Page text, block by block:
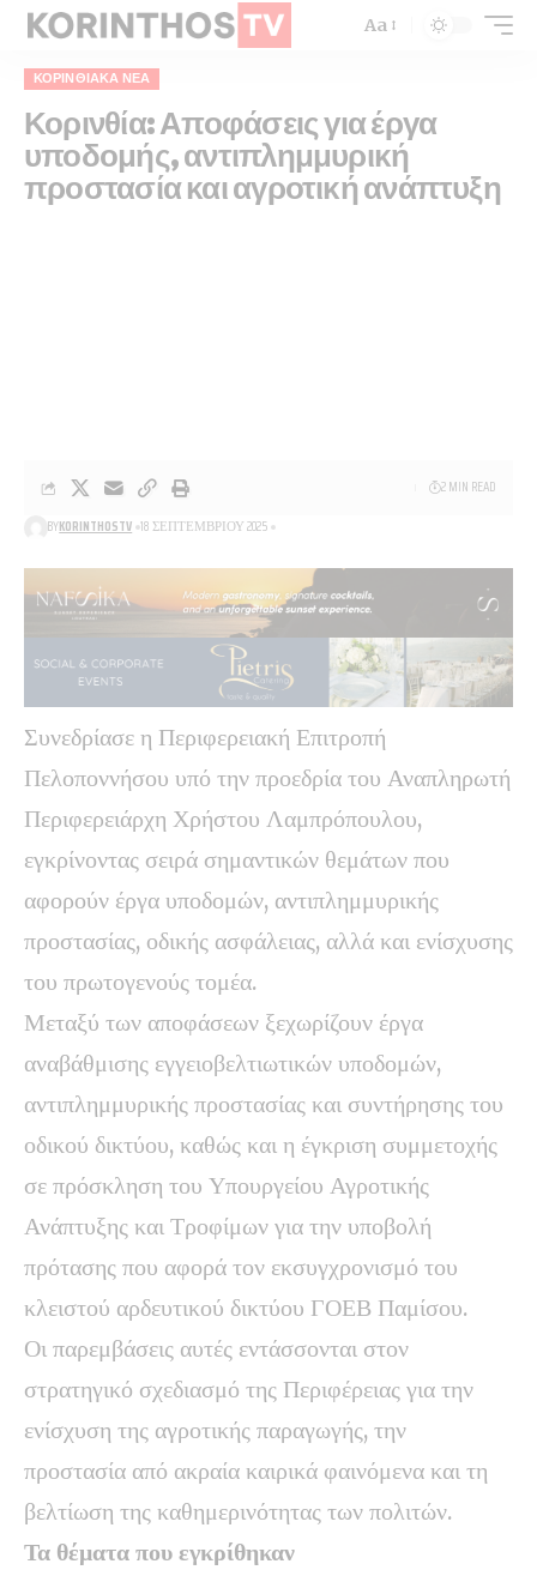
Aa
ΚΟΡΙΝΘΙΑΚΆ ΝΈΑ
Κορινθία: Αποφάσεις για έργα
υποδομής, αντιπλημμυρική
προστασία και αγροτική ανάπτυξη
BYKORINTHOSTV 18 ΣΕΠΤΕΜΒΡΊΟΥ 2025
2 MIN READ
Συνεδρίασε η Περιφερειακή Επιτροπή
Πελοποννήσου υπό την προεδρία του Αναπληρωτή
Περιφερειάρχη Χρήστου Λαμπρόπουλου,
εγκρίνοντας σειρά σημαντικών θεμάτων που
αφορούν έργα υποδομών, αντιπλημμυρικής
προστασίας, οδικής ασφάλειας, αλλά και ενίσχυσης
του πρωτογενούς τομέα.
Μεταξύ των αποφάσεων ξεχωρίζουν έργα
αναβάθμισης εγγειοβελτιωτικών υποδομών,
αντιπλημμυρικής προστασίας και συντήρησης του
οδικού δικτύου, καθώς και η έγκριση συμμετοχής
σε πρόσκληση του Υπουργείου Αγροτικής
Ανάπτυξης και Τροφίμων για την υποβολή
πρότασης που αφορά τον εκσυγχρονισμό του
κλειστού αρδευτικού δικτύου ΓΟΕΒ Παμίσου.
Οι παρεμβάσεις αυτές εντάσσονται στον
στρατηγικό σχεδιασμό της Περιφέρειας για την
ενίσχυση της αγροτικής παραγωγής, την
προστασία από ακραία καιρικά φαινόμενα και τη
βελτίωση της καθημερινότητας των πολιτών.
Τα θέματα που εγκρίθηκαν